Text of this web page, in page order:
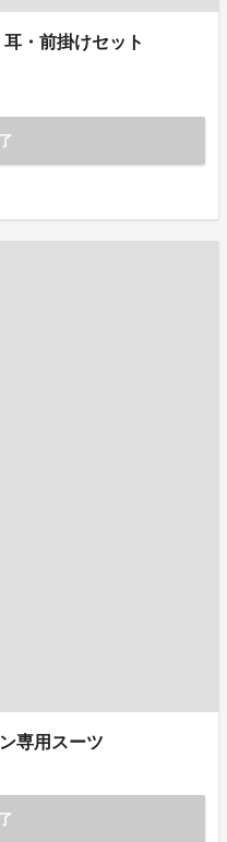
・前掛けセット
専用スーツ